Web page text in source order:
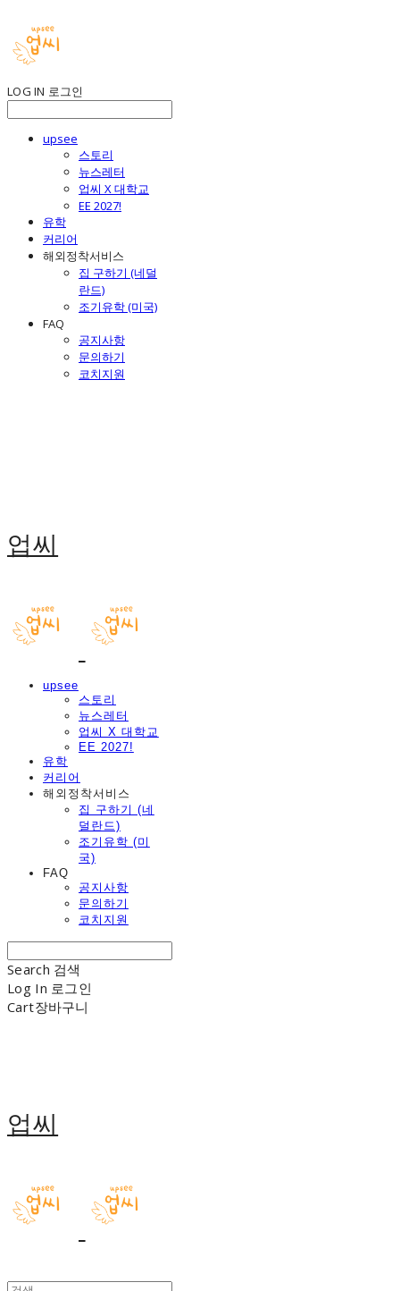
LOG IN 로그인
upsee
스토리
뉴스레터
업씨 X 대학교
EE 2027!
유학
커리어
해외정착서비스
집 구하기 (네덜
란드)
조기유학 (미국)
FAQ
공지사항
문의하기
코치지원
업씨
upsee
스토리
뉴스레터
업씨 X 대학교
EE 2027!
유학
커리어
해외정착서비스
집 구하기 (네
덜란드)
조기유학 (미
국)
FAQ
공지사항
문의하기
코치지원
Search 검색
Log In 로그인
Cart장바구니
업씨